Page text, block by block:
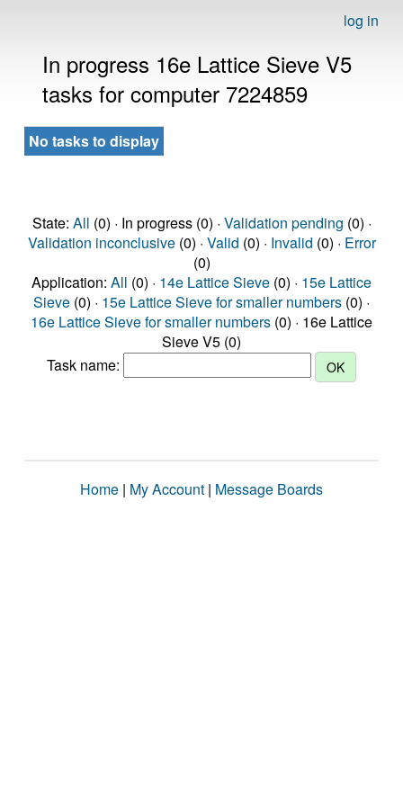
log in
In progress 16e Lattice Sieve V5
tasks for computer 7224859
No tasks to display
State: All (0) · In progress (0) · Validation pending (0) ·
Validation inconclusive(0) · Valid (0) · Invalid (0) · Error
(0)
Application: All (0) · 14e Lattice Sieve (0) · 15e Lattice
Sieve (0) · 15e Lattice Sieve for smaller numbers (0) ·
16e Lattice Sieve for smaller numbers (0) · 16e Lattice
Sieve V5 (0)
Task name:
Home | My Account | Message Boards